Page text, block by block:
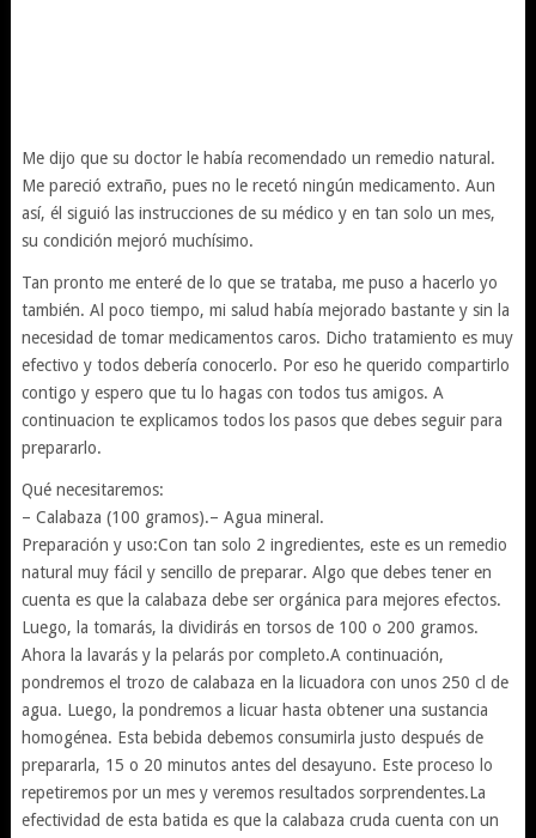
Me dijo que su doctor le había recomendado un remedio natural.
Me pareció extraño, pues no le recetó ningún medicamento. Aun
así, él siguió las instrucciones de su médico y en tan solo un mes,
su condición mejoró muchísimo.
Tan pronto me enteré de lo que se trataba, me puso a hacerlo yo
también. Al poco tiempo, mi salud había mejorado bastante y sin la
necesidad de tomar medicamentos caros. Dicho tratamiento es muy
efectivo y todos debería conocerlo. Por eso he querido compartirlo
contigo y espero que tu lo hagas con todos tus amigos. A
continuacion te explicamos todos los pasos que debes seguir para
prepararlo.
Qué necesitaremos:
– Calabaza (100 gramos).– Agua mineral.
Preparación y uso:Con tan solo 2 ingredientes, este es un remedio
natural muy fácil y sencillo de preparar. Algo que debes tener en
cuenta es que la calabaza debe ser orgánica para mejores efectos.
Luego, la tomarás, la dividirás en torsos de 100 o 200 gramos.
Ahora la lavarás y la pelarás por completo.A continuación,
pondremos el trozo de calabaza en la licuadora con unos 250 cl de
agua. Luego, la pondremos a licuar hasta obtener una sustancia
homogénea. Esta bebida debemos consumirla justo después de
prepararla, 15 o 20 minutos antes del desayuno. Este proceso lo
repetiremos por un mes y veremos resultados sorprendentes.La
efectividad de esta batida es que la calabaza cruda cuenta con un